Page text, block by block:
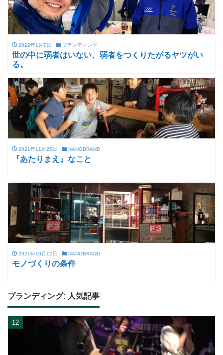
2022年1月7日 ブランディング
世の中に弱者はいない、弱者をつくりたがるヤツがい
る。
2021年11月25日 NANOBRAND
『あたりまえ』なこと
2021年10月12日 NANOBRAND
モノづくりの条件
ブランディング: 人気記事
12